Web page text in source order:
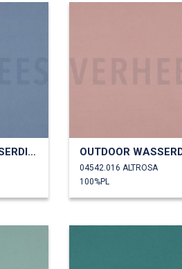
OUTDOOR WASSERDICHT
04542.016 ALTROSA
100%PL